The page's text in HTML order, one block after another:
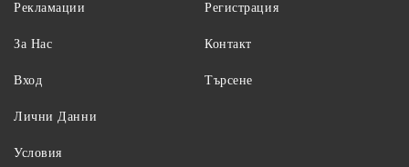
Рекламации
За Нас
Вход
Регистрация
Контакт
Търсене
Лични Данни
Условия